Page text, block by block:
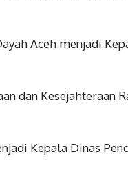
Aceh menjadi
dan Kesejahteraan
Kepala Dinas